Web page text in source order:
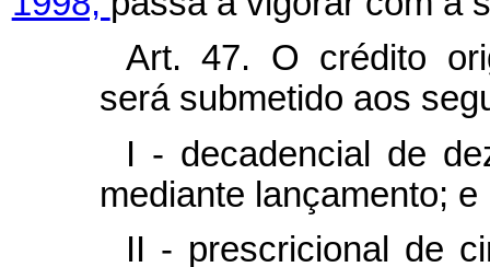
Art. 47. O crédito
será submetido aos
I - decadencial de
mediante lançamento; e
II - prescricional de